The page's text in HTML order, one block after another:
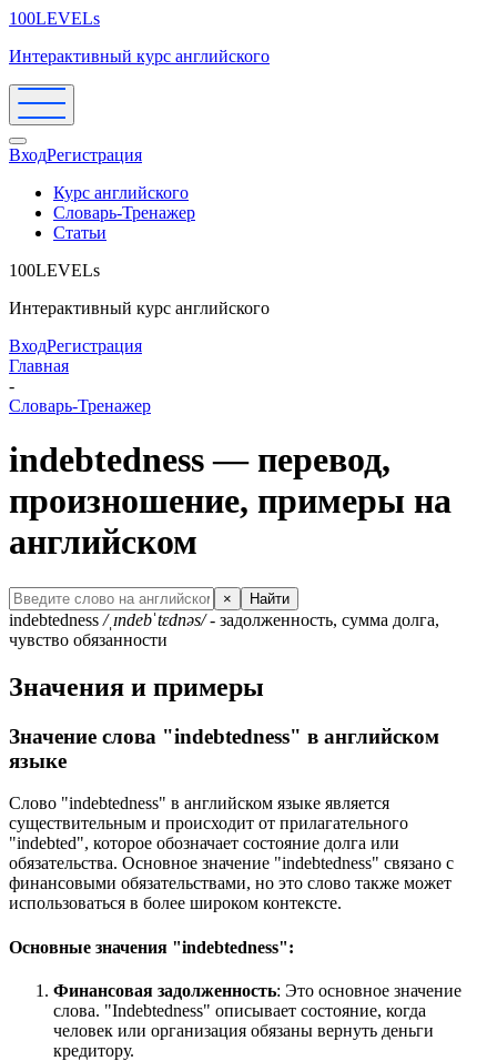
100LEVELs
Интерактивный курс английского
ВходРегистрация
Курс английского
Словарь-Тренажер
Статьи
100LEVELs
Интерактивный курс английского
ВходРегистрация
Главная
-
Словарь-Тренажер
indebtedness — перевод,
произношение, примеры на
английском
× Найти
indebtedness /ˌɪndebˈtɛdnəs/- задолженность, сумма долга,
чувство обязанности
Значения и примеры
Значение слова "indebtedness" в английском
языке
Слово "indebtedness" в английском языке является
существительным и происходит от прилагательного
"indebted", которое обозначает состояние долга или
обязательства. Основное значение "indebtedness" связано с
финансовыми обязательствами, но это слово также может
использоваться в более широком контексте.
Основные значения "indebtedness":
Финансовая задолженность: Это основное значение
слова. "Indebtedness" описывает состояние, когда
человек или организация обязаны вернуть деньги
кредитору.